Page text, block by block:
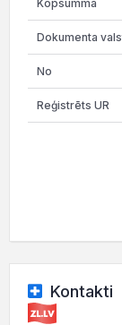
Kontakti